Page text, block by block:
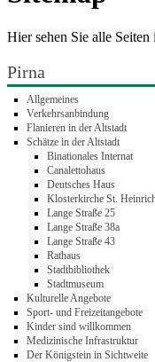
Hier sehen Sie alle
Pirna
Allgemeines
Verkehrsanbindung
Flanieren in der Altstadt
Schätze in der Altstadt
Binationales Internat
Canalettohaus
Deutsches Haus
Klosterkirche St.
Lange Straße 25
Lange Straße 38a
Lange Straße 43
Rathaus
Stadtbibliothek
Stadtmuseum
Kulturelle Angebote
Sport- und Freizeitangebote
Kinder sind willkommen
Medizinische Infrastruktur
Der Königstein in Sichtweite